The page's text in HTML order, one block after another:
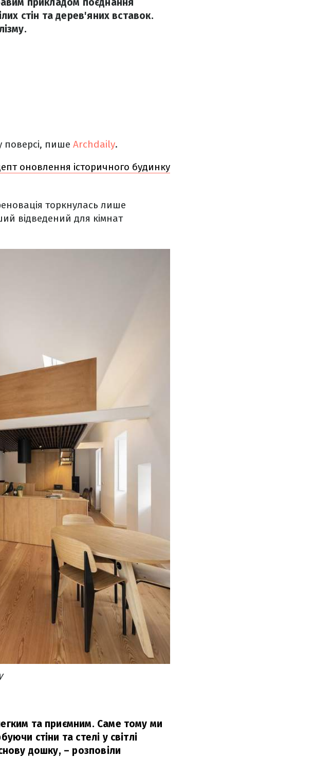
стін та дерев'яних вставок.
поверсі, пише Archdaily.
оновлення історичного будинку
торкнулась лише
відведений для кімнат
та приємним. Саме тому ми
стіни та стелі у світлі
дошку, – розповіли